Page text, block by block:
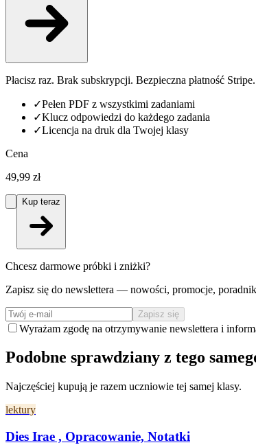
Płacisz raz. Brak subskrypcji. Bezpieczna płatność Stripe.
✓Pełen PDF z wszystkimi zadaniami
✓Klucz odpowiedzi do każdego zadania
✓Licencja na druk dla Twojej klasy
Cena
49,99 zł
Kup teraz
Chcesz darmowe próbki i zniżki?
Zapisz się do newslettera — nowości, promocje,
Zapisz się
Wyrażam zgodę na otrzymywanie newslettera i
Podobne sprawdziany z tego
Najczęściej kupują je razem uczniowie tej samej klasy.
lektury
Dies Irae , Opracowanie, Notatki